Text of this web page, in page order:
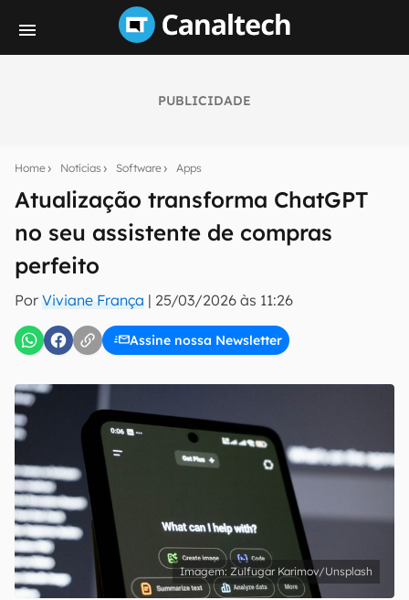
PUBLICIDADE
Home Notícias Software Apps
Atualização transforma ChatGPT
no seu assistente de compras
perfeito
Por Viviane França | 25/03/2026 às 11:26
Assine nossa Newsletter
notícias e reviews sobre tecnologia em primeira
mão.
E-mail
inscreva-se
Uso e Política de Privacidade do Canaltech.
Zulfugar Karimov/Unsplash